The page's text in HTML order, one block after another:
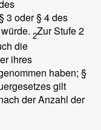
3 oder § 4 des
2Zur Stufe 2
die
ihres
haben; §
gilt
der Anzahl der